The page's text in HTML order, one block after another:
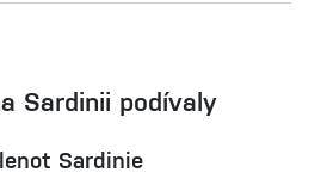
Sardinii podívaly
Sardinie